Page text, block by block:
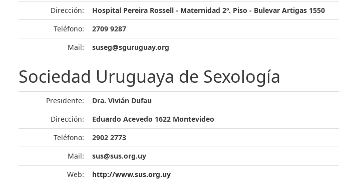
Dirección:
Hospital Pereira Rossell - Maternidad 2º. Piso - Bulevar Artigas 1550
Teléfono:
2709 9287
Mail:
suseg@sguruguay.org
Sociedad Uruguaya de Sexología
Presidente:
Dra. Vivián Dufau
Dirección:
Eduardo Acevedo 1622 Montevideo
Teléfono:
2902 2773
Mail:
sus@sus.org.uy
Web:
http://www.sus.org.uy